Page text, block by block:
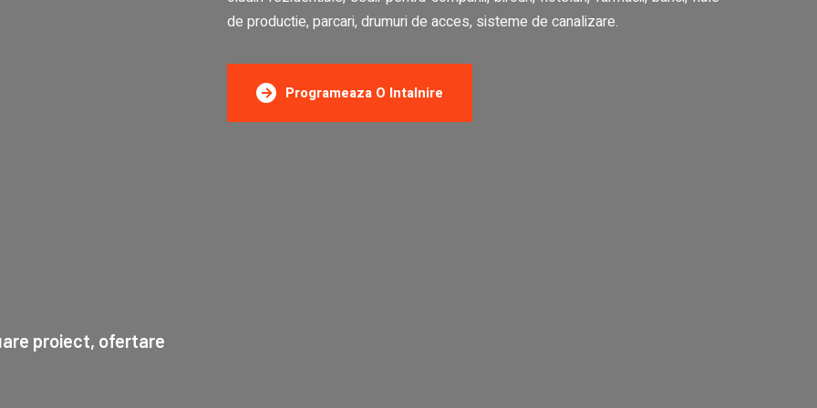
de productie, parcari, drumuri de acces, sisteme de canalizare.
Programeaza O Intalnire
proiect, ofertare